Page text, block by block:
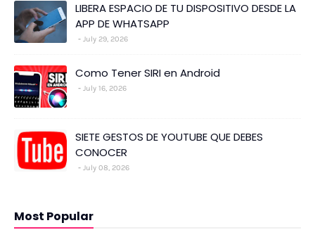
LIBERA ESPACIO DE TU DISPOSITIVO DESDE LA
APP DE WHATSAPP
July 29, 2026
Como Tener SIRI en Android
July 16, 2026
SIETE GESTOS DE YOUTUBE QUE DEBES
CONOCER
July 08, 2026
Most Popular